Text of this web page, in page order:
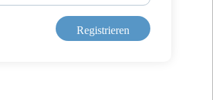
Registrieren